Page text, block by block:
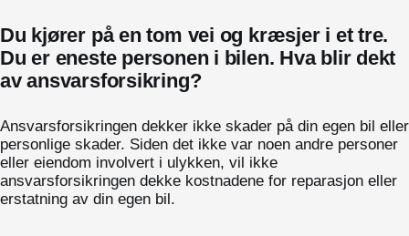
Du kjører på en tom vei og kræsjer i et tre.
Du er eneste personen i bilen. Hva blir dekt
av ansvarsforsikring?
Ansvarsforsikringen dekker ikke skader på din egen bil eller
personlige skader. Siden det ikke var noen andre personer
eller eiendom involvert i ulykken, vil ikke
ansvarsforsikringen dekke kostnadene for reparasjon eller
erstatning av din egen bil.